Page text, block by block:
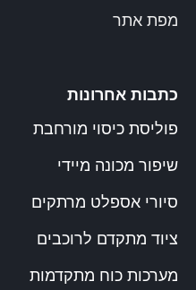
מפת אתר
כתבות אחרונות
פוליסת כיסוי מורחבת
שיפור מכונה מיידי
סיורי אספלט מרתקים
ציוד מתקדם לרוכבים
מערכות כוח מתקדמות